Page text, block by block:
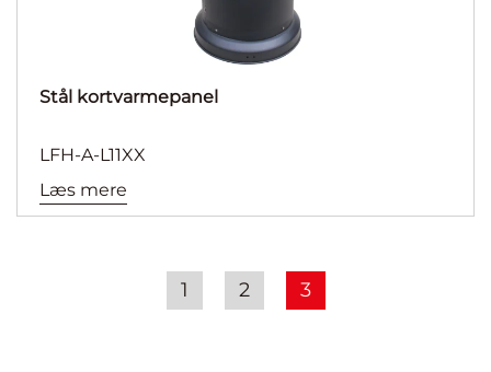
Stål kortvarmepanel
LFH-A-L11XX
Læs mere
1 2 3